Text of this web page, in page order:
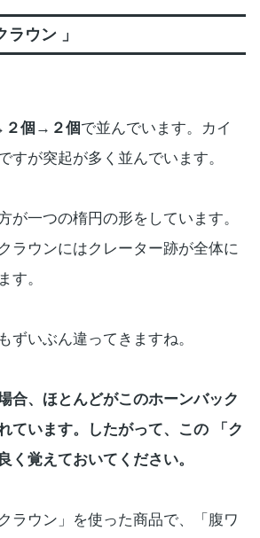
ウン 」
個→２個で並んでいます。カイ
すが突起が多く並んでいます。
が一つの楕円の形をしています。
ラウンにはクレーター跡が全体に
す。
ずいぶん違ってきますね。
合、ほとんどがこのホーンバック
ています。したがって、この 「ク
く覚えておいてください。
ラウン」を使った商品で、「腹ワ